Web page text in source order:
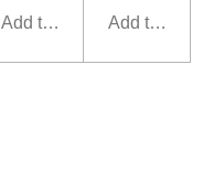
Add to cart Add to cart